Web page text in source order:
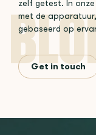
zelf getest. In
met de
gebaseerd op
Get in touch